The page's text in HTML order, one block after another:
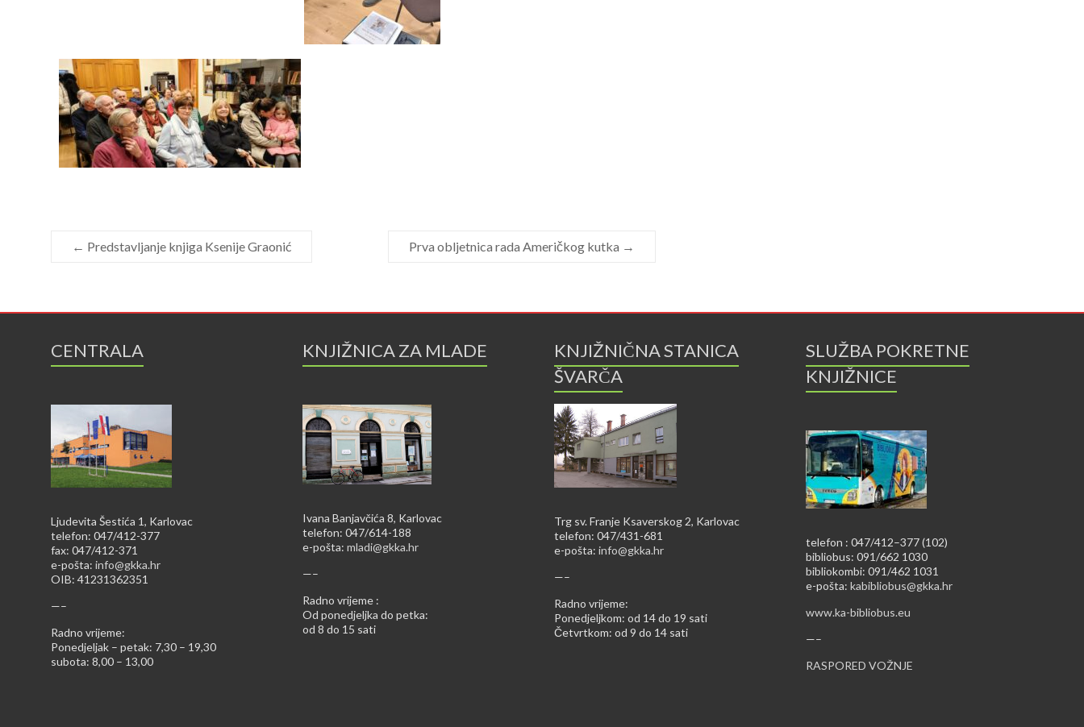
← Predstavljanje knjiga Ksenije Graonić Prva obljetnica rada Američkog kutka →
CENTRALA
Ljudevita Šestića 1, Karlovac
telefon: 047/412-377
fax: 047/412-371
e-pošta: info@gkka.hr
OIB: 41231362351
—–
Radno vrijeme:
Ponedjeljak – petak: 7,30 – 19,30
subota: 8,00 – 13,00
KNJIŽNICA ZA MLADE
Ivana Banjavčića 8, Karlovac
telefon: 047/614-188
e-pošta: mladi@gkka.hr
—–
Radno vrijeme :
Od ponedjeljka do petka:
od 8 do 15 sati
KNJIŽNIČNA STANICA
ŠVARČA
Trg sv. Franje Ksaverskog 2, Karlovac
telefon: 047/431-681
e-pošta: info@gkka.hr
—–
Radno vrijeme:
Ponedjeljkom: od 14 do 19 sati
Četvrtkom: od 9 do 14 sati
SLUŽBA POKRETNE
KNJIŽNICE
telefon : 047/412–377 (102)
bibliobus: 091/662 1030
bibliokombi: 091/462 1031
e-pošta: kabibliobus@gkka.hr
www.ka-bibliobus.eu
—–
RASPORED VOŽNJE